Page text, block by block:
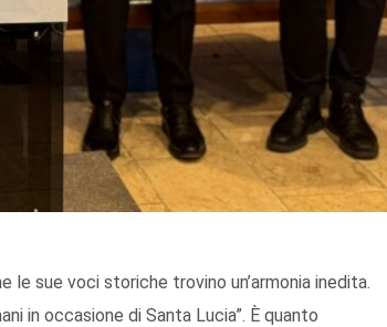
le sue voci storiche trovino un’armonia inedita.
in occasione di Santa Lucia”. È quanto